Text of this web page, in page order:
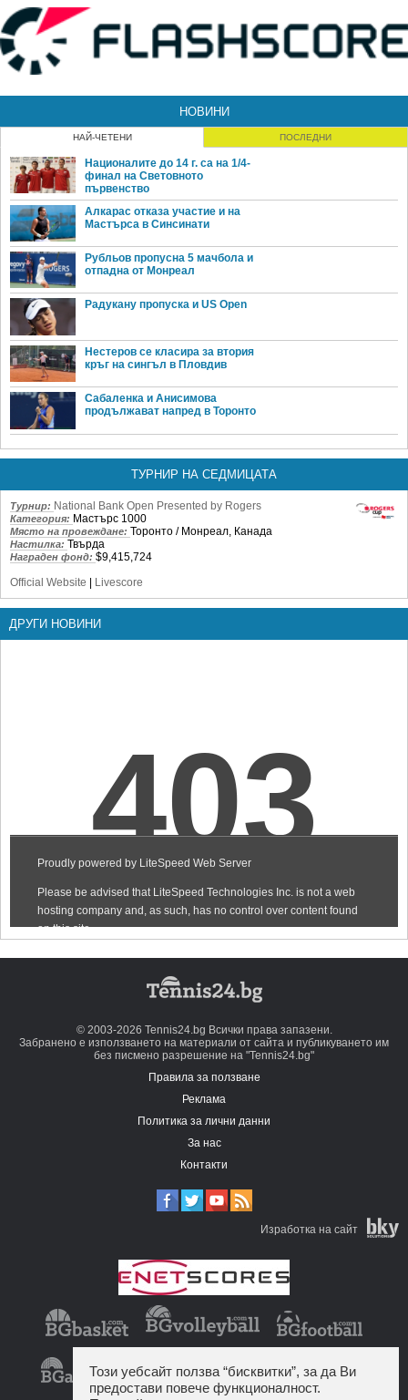
НОВИНИ
НАЙ-ЧЕТЕНИ ПОСЛЕДНИ
Националите до 14 г. са на 1/4-
финал на Световното
първенство
Алкарас отказа участие и на
Мастърса в Синсинати
Рубльов пропусна 5 мачбола и
отпадна от Монреал
Радукану пропуска и US Open
Нестеров се класира за втория
кръг на сингъл в Пловдив
Сабаленка и Анисимова
продължават напред в Торонто
ТУРНИР НА СЕДМИЦАТА
Турнир: National Bank Open Presented by Rogers
Категория: Мастърс 1000
Място на провеждане: Торонто / Монреал, Канада
Настилка: Твърда
Награден фонд: $9,415,724
Official Website | Livescore
ДРУГИ НОВИНИ
© 2003-2026 Tennis24.bg Всички права запазени.
Забранено е използването на материали от сайта и публикуването им
без писмено разрешение на "Tennis24.bg"
Правила за ползване
Реклама
Политика за лични данни
За нас
Контакти
Изработка на сайт
Този уебсайт ползва “бисквитки”, за да Ви
предостави повече функционалност.